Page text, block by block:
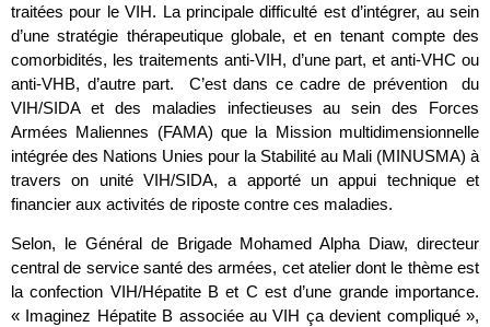
traitées pour le VIH. La principale difficulté est d’intégrer, au sein
d’une stratégie thérapeutique globale, et en tenant compte des
comorbidités, les traitements anti-VIH, d’une part, et anti-VHC ou
anti-VHB, d’autre part. C’est dans ce cadre de prévention du
VIH/SIDA et des maladies infectieuses au sein des Forces
Armées Maliennes (FAMA) que la Mission multidimensionnelle
intégrée des Nations Unies pour la Stabilité au Mali (MINUSMA) à
travers on unité VIH/SIDA, a apporté un appui technique et
financier aux activités de riposte contre ces maladies.
Selon, le Général de Brigade Mohamed Alpha Diaw, directeur
central de service santé des armées, cet atelier dont le thème est
la confection VIH/Hépatite B et C est d’une grande importance.
« Imaginez Hépatite B associée au VIH ça devient compliqué »,